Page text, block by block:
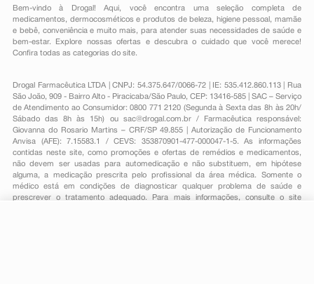
Bem-vindo à Drogal! Aqui, você encontra uma seleção completa de
medicamentos , dermocosméticos e produtos de beleza, higiene pessoal ,mamãe
e bebê, conveniênciae muito mais, para atender suas necessidades de saúde e
bem-estar. Explore nossas ofertas e descubra o cuidado que você merece!
Confira todas as categorias do site.
Drogal Farmacêutica LTDA | CNPJ: 54.375.647/0066-72 | IE: 535.412.860.113 | Rua
São João, 909 - Bairro Alto - Piracicaba/São Paulo, CEP: 13416-585 | SAC – Serviço
de Atendimento ao Consumidor: 0800 771 2120 (Segunda à Sexta das 8h às 20h/
Sábado das 8h às 15h) ou sac@drogal.com.br/ Farmacêutica responsável:
Giovanna do Rosario Martins – CRF/SP 49.855 | Autorização de Funcionamento
Anvisa (AFE): 7.15583.1 / CEVS: 353870901-477-000047-1-5. As informações
contidas neste site, como promoções e ofertas de remédios e medicamentos,
não devem ser usadas para automedicação e não substituem, em hipótese
alguma, a medicação prescrita pelo profissional da área médica. Somente o
médico está em condições de diagnosticar qualquer problema de saúde e
prescrever o tratamento adequado. Para mais informações, consulte o site